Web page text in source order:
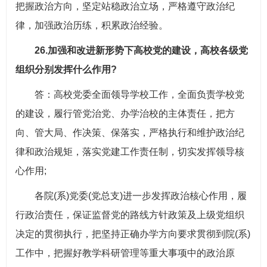
把握政治方向，坚定站稳政治立场，严格遵守政治纪
律，加强政治历练，积累政治经验。
26.加强和改进新形势下高校党的建设，高校各级党
组织分别发挥什么作用?
答：高校党委全面领导学校工作，全面负责学校党
的建设，履行管党治党、办学治校的主体责任，把方
向、管大局、作决策、保落实，严格执行和维护政治纪
律和政治规矩，落实党建工作责任制，切实发挥领导核
心作用;
各院(系)党委(党总支)进一步发挥政治核心作用，履
行政治责任，保证监督党的路线方针政策及上级党组织
决定的贯彻执行，把坚持正确办学方向要求贯彻到院(系)
工作中，把握好教学科研管理等重大事项中的政治原